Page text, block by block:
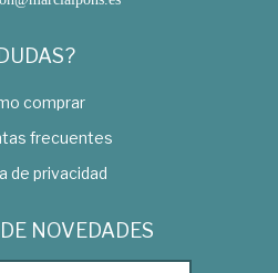
comprar
frecuentes
de privacidad
NOVEDADES